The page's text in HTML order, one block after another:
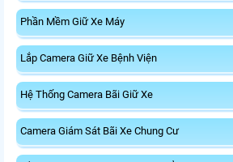
Phần Mềm Giữ Xe Máy
Lắp Camera Giữ Xe Bệnh Viện
Hệ Thống Camera Bãi Giữ Xe
Camera Giám Sát Bãi Xe Chung Cư